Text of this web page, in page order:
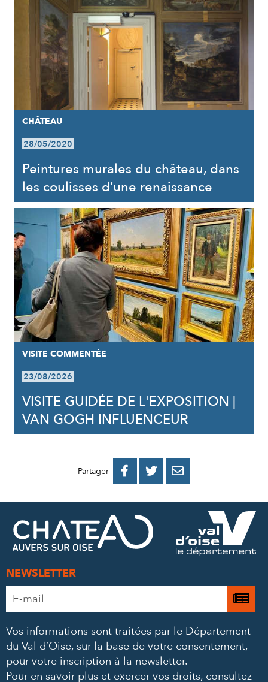
CHÂTEAU
28/05/2020
Peintures murales du château, dans
les coulisses d’une renaissance
VISITE COMMENTÉE
23/08/2026
VISITE GUIDÉE DE L'EXPOSITION |
VAN GOGH INFLUENCEUR
Partager 
PARTAGER
FACEBOOK
PARTAGER
PARTAGER
MAIL
NEWSLETTER
Adresse
e-
*
Je
à
Vos informations sont traitées par le Département
du Val d’Oise, sur la base de votre consentement,
pour votre inscription à la newsletter.
Pour en savoir plus et exercer vos droits, consultez